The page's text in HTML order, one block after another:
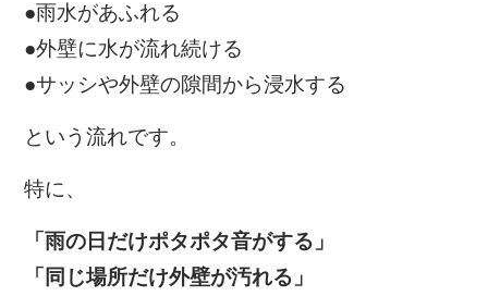
●雨水があふれる
●外壁に水が流れ続ける
●サッシや外壁の隙間から浸水する
という流れです。
特に、
「雨の日だけポタポタ音がする」
「同じ場所だけ外壁が汚れる」